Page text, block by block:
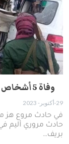
وفاة 5 أشخاص وإصابة آخرين في حادث مروع بريف تعز
29-أكتوبر- 2023
حادث مروري أليم
بريف…